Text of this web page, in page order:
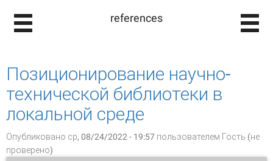
references
Позиционирование научно-
технической библиотеки в
локальной среде
Опубликовано ср, 08/24/2022 - 19:57 пользователем Гость (не
проверено)